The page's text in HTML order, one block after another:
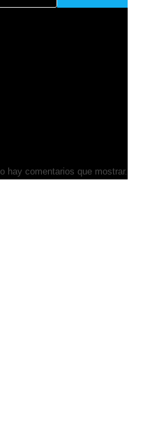
hay comentarios que mostrar.